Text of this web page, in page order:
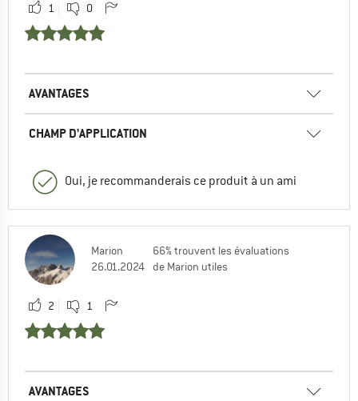
1 0
AVANTAGES
CHAMP D'APPLICATION
Oui, je recommanderais ce produit à un ami
Marion
26.01.2024
66% trouvent les évaluations
de Marion utiles
2 1
AVANTAGES